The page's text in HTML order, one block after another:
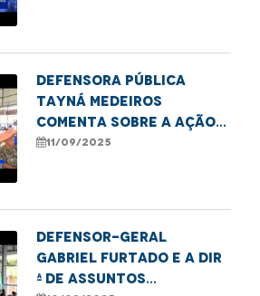
mercado de trabalho
Defensora Pública
Tayná Medeiros
comenta sobre a ação
da Carreta MARADEFS
11/09/2025
Defensor-geral
Gabriel Furtado e a Dir
ª de Assuntos